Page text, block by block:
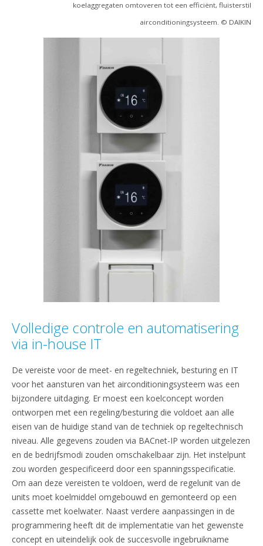
koelaggregaten omtoveren tot een efficiënt, fluisterstil
airconditioningsysteem. © DAIKIN
Volledige controle en automatisering
via in-house IT
De vereiste voor de meet- en regeltechniek, besturing en IT
voor het aansturen van het airconditioningsysteem was een
bijzondere uitdaging. Er moest een koelconcept worden
ontworpen met een regeling/besturing die voldoet aan alle
eisen van de huidige stand van de techniek op regeltechnisch
niveau. Alle gegevens zouden via BACnet-IP worden uitgelezen
en de bedrijfsmodi zouden omschakelbaar zijn. Het instelpunt
zou worden gespecificeerd door een spanningsspecificatie.
Om aan deze vereisten te voldoen, werd de regelunit van de
units moet koelmiddel omgebouwd en gemonteerd op een
cassette met koelwater. Naast verdere aanpassingen in de
programmering heeft dit de implementatie van het gewenste
concept en uiteindelijk ook de succesvolle ingebruikname